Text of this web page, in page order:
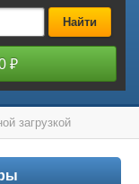
Найти
₽
загрузкой